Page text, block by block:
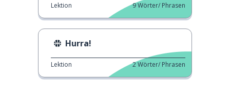
Lektion 9Wörter/ Phrasen
Hurra!
Lektion 2Wörter/ Phrasen